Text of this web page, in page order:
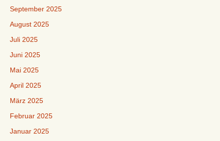
September 2025
August 2025
Juli 2025
Juni 2025
Mai 2025
April 2025
März 2025
Februar 2025
Januar 2025